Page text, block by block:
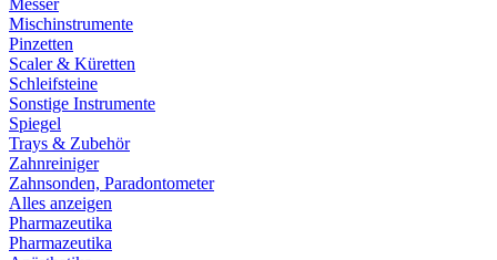
Messer
Mischinstrumente
Pinzetten
Scaler & Küretten
Schleifsteine
Sonstige Instrumente
Spiegel
Trays & Zubehör
Zahnreiniger
Zahnsonden, Paradontometer
Alles anzeigen
Pharmazeutika
Pharmazeutika